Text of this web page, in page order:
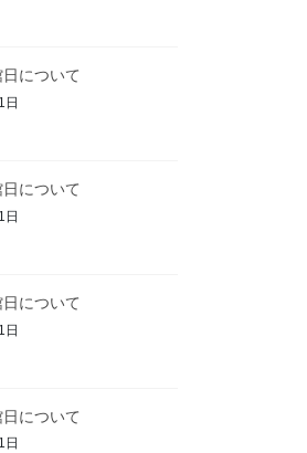
について
日
について
日
について
日
について
日